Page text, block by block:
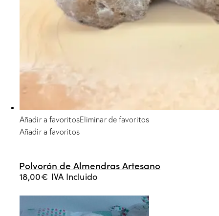
Añadir a favoritosEliminar de favoritos
Añadir a favoritos
Polvorón de Almendras Artesano
18,00€ IVA Incluido